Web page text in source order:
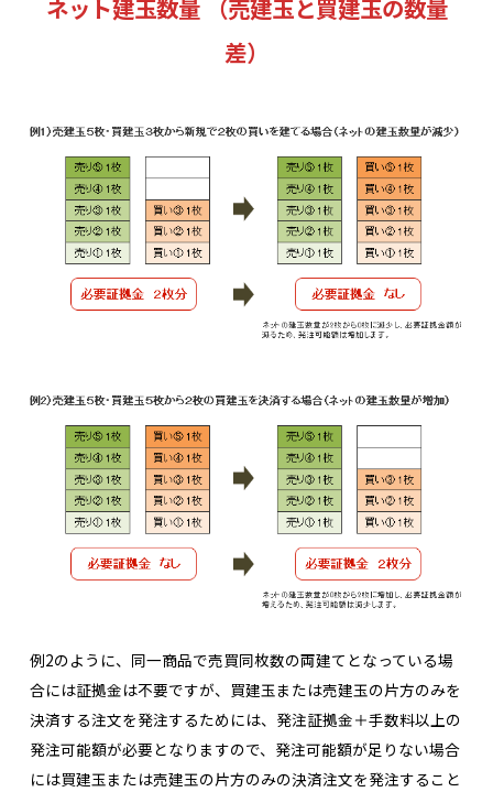
ネット建玉数量 （売建玉と買建玉の数量
差）
例2のように、同一商品で売買同枚数の両建てとなっている場
合には証拠金は不要ですが、買建玉または売建玉の片方のみを
決済する注文を発注するためには、発注証拠金＋手数料以上の
発注可能額が必要となりますので、発注可能額が足りない場合
には買建玉または売建玉の片方のみの決済注文を発注すること